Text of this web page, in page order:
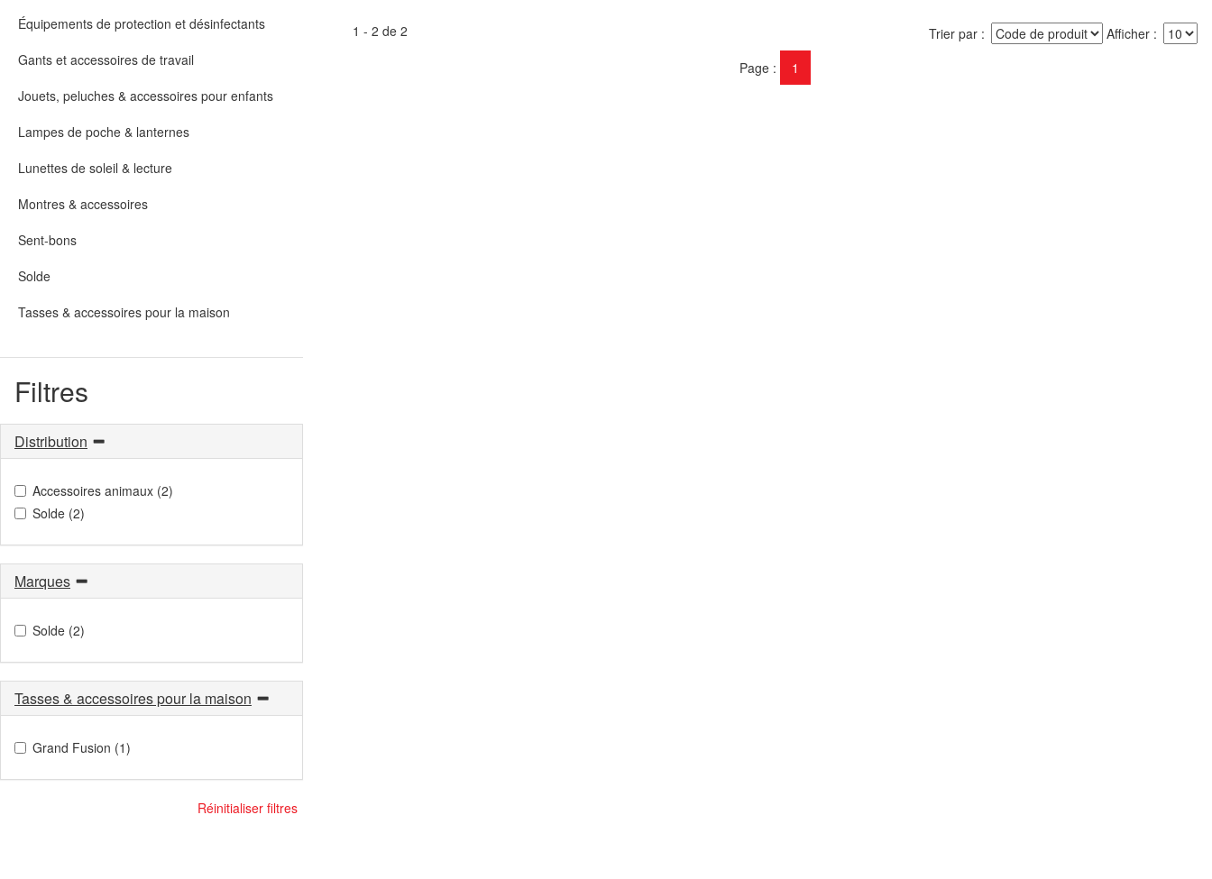
Équipements de protection et désinfectants
Gants et accessoires de travail
Jouets, peluches & accessoires pour enfants
Lampes de poche & lanternes
Lunettes de soleil & lecture
Montres & accessoires
Sent-bons
Solde
Tasses & accessoires pour la maison
Filtres
Distribution
Accessoires animaux (2)
Solde (2)
Marques
Solde (2)
Tasses & accessoires pour la maison
Grand Fusion (1)
Réinitialiser filtres
1 - 2 de 2 Trier par
Afficher
Page
1